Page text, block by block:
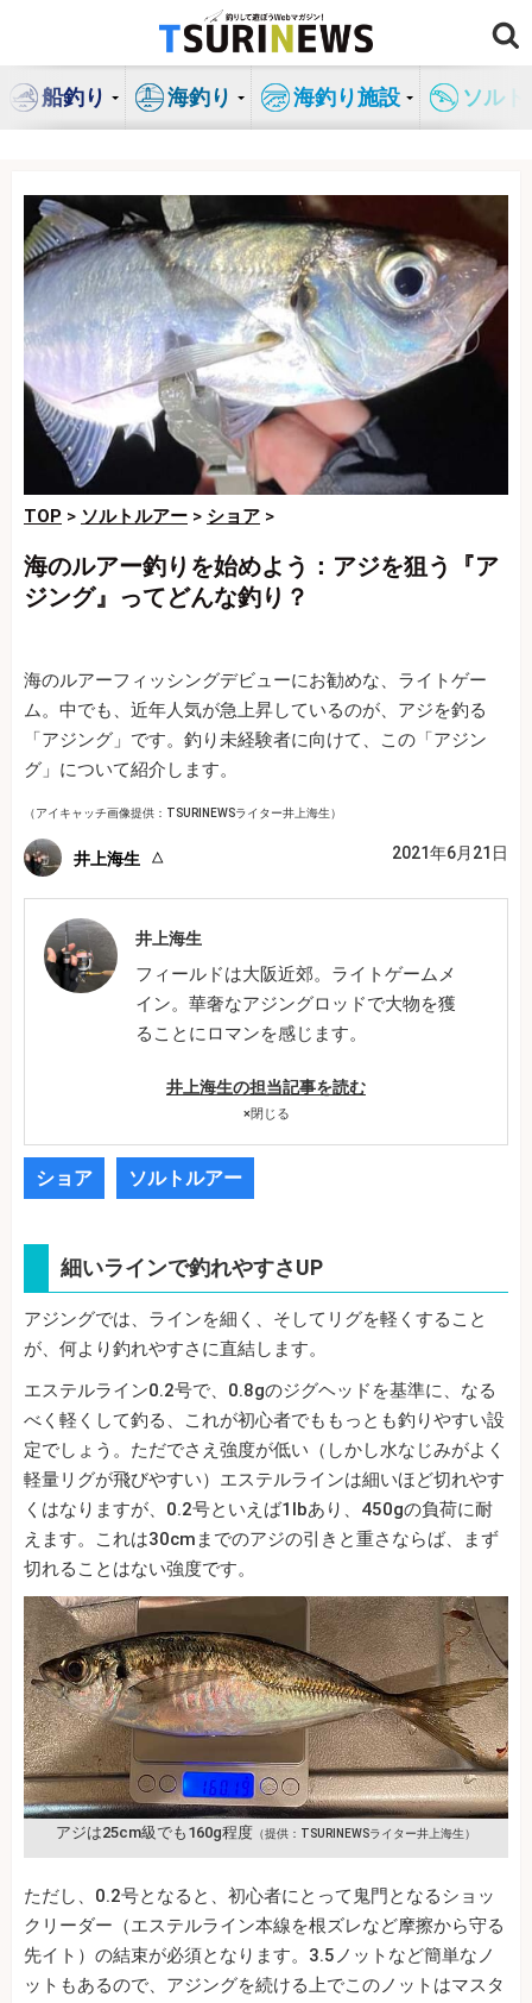
ン
船釣り 海釣り 海釣り施設 ソル
TOP > ソルトルアー > ショア >
海のルアー釣りを始めよう：アジを狙う『ア
ジング』ってどんな釣り？
海のルアーフィッシングデビューにお勧めな、ライトゲー
ム。中でも、近年人気が急上昇しているのが、アジを釣る
「アジング」です。釣り未経験者に向けて、この「アジン
グ」について紹介します。
（アイキャッチ画像提供：TSURINEWSライター井上海生）
井上海生 2021年6月21日
井上海生
フィールドは大阪近郊。ライトゲームメ
イン。華奢なアジングロッドで大物を獲
ることにロマンを感じます。
井上海生の担当記事を読む
×閉じる
ショア ソルトルアー
細いラインで釣れやすさUP
アジングでは、ラインを細く、そしてリグを軽くすること
が、何より釣れやすさに直結します。
エステルライン0.2号で、0.8gのジグヘッドを基準に、なる
べく軽くして釣る、これが初心者でももっとも釣りやすい設
定でしょう。ただでさえ強度が低い（しかし水なじみがよく
軽量リグが飛びやすい）エステルラインは細いほど切れやす
くはなりますが、0.2号といえば1lbあり、450gの負荷に耐
えます。これは30cmまでのアジの引きと重さならば、まず
切れることはない強度です。
アジは25cm級でも160g程度 （提供：TSURINEWSライター井上海生）
ただし、0.2号となると、初心者にとって鬼門となるショッ
クリーダー（エステルライン本線を根ズレなど摩擦から守る
先イト）の結束が必須となります。3.5ノットなど簡単なノ
ットもあるので、アジングを続ける上でこのノットはマスタ